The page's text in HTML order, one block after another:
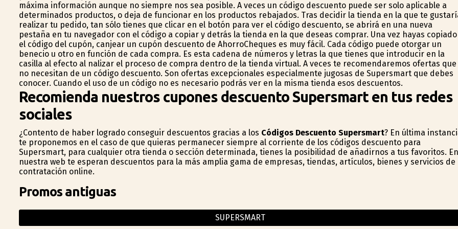
máxima información aunque no siempre nos sea posible. A veces un código descuento puede ser solo aplicable a
determinados productos, o deja de funcionar en los productos rebajados. Tras decidir la tienda en la que te
realizar tu pedido, tan sólo tienes que clicar en el botón para ver el código descuento, se abrirá en una nueva
pestaña en tu navegador con el código a copiar y detrás la tienda en la que deseas comprar. Una vez hayas copiado
el código del cupón, canjear un cupón descuento de AhorroCheques es muy fácil. Cada código puede otorgar un
beneficio u otro en función de cada compra. Es esta cadena de números y letras la que tienes que introducir en la
casilla al efecto al finalizar el proceso de compra dentro de la tienda virtual. A veces te recomendaremos ofertas que
no necesitan de un código descuento. Son ofertas excepcionales especialmente jugosas de Supersmart que debes
conocer. Cuando el uso de un código no es necesario podrás ver en la misma tienda esos descuentos.
Recomienda nuestros cupones descuento Supersmart en tus redes
sociales
¿Contento de haber logrado conseguir descuentos gracias a los Códigos Descuento Supersmart? En última
te proponemos en el caso de que quieras permanecer siempre al corriente de los códigos descuento para
Supersmart, para cualquier otra tienda o sección determinada, tienes la posibilidad de añadirnos a tus favoritos. En
nuestra web te esperan descuentos para la más amplia gama de empresas, tiendas, artículos, bienes y servicios de
contratación online.
Promos antiguas
SUPERSMART